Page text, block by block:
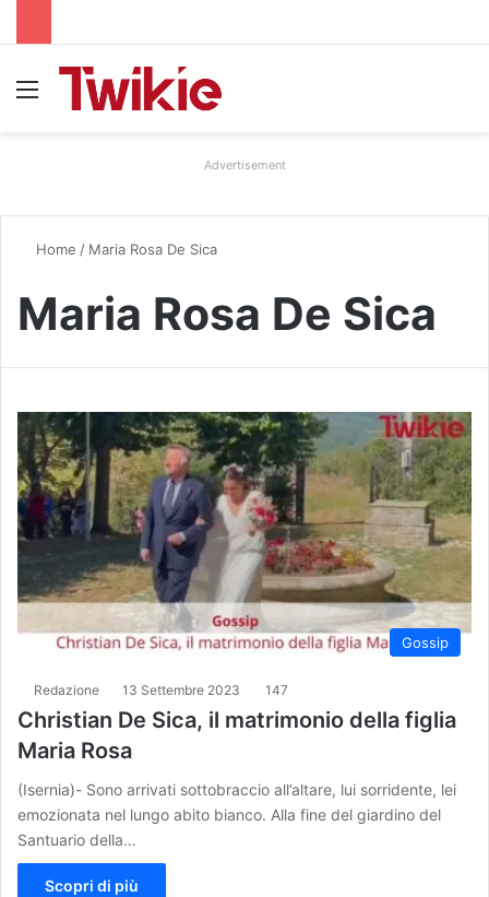
Advertisement
Home / Maria Rosa De Sica
Maria Rosa De Sica
Gossip
Redazione 13 Settembre 2023 147
Christian De Sica, il matrimonio della figlia
Maria Rosa
(Isernia)- Sono arrivati sottobraccio all’altare, lui sorridente, lei
emozionata nel lungo abito bianco. Alla fine del giardino del
Santuario della…
Scopri di più